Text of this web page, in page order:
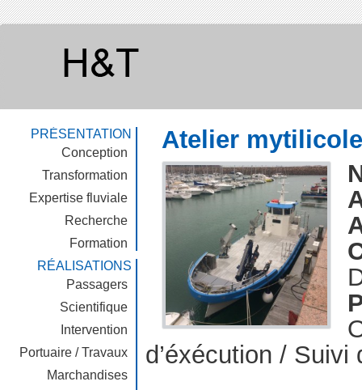
PRÉSENTATION
Conception
Transformation
Expertise fluviale
Recherche
Formation
RÉALISATIONS
Passagers
Scientifique
Intervention
Portuaire / Travaux
Marchandises
Atelier
d’éxécution / Suivi